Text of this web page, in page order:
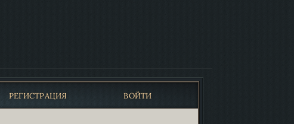
РЕГИСТРАЦИЯ ВОЙТИ